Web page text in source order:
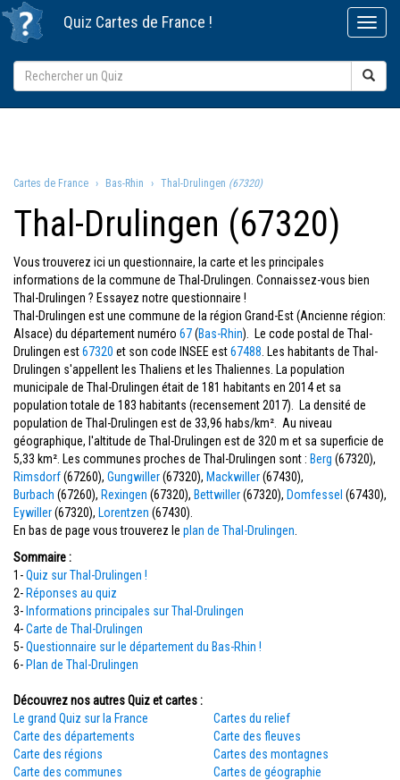
Quiz Cartes de France !
Cartes de France Bas-Rhin Thal-Drulingen (67320)
Thal-Drulingen (67320)
Vous trouverez ici un questionnaire, la carte et les principales
informations de la commune de Thal-Drulingen. Connaissez-vous bien
Thal-Drulingen ? Essayez notre questionnaire !
Thal-Drulingen est une commune de la région Grand-Est (Ancienne région:
Alsace) du département numéro 67(Bas-Rhin). Le code postal de Thal-
Drulingen est67320 et son code INSEE est67488 . Les habitants de Thal-
Drulingen s'appellent les Thaliens et les Thaliennes. La population
municipale de Thal-Drulingen était de 181 habitants en 2014 et sa
population totale de 183 habitants (recensement 2017). La densité de
population de Thal-Drulingen est de 33,96 habs/km². Au niveau
géographique, l'altitude de Thal-Drulingen est de 320 m et sa superficie de
5,33 km². Les communes proches de Thal-Drulingen sont : Berg (67320),
Rimsdorf(67260), Gungwiller(67320), Mackwiller(67430),
Burbach (67260), Rexingen (67320), Bettwiller(67320), Domfessel (67430),
Eywiller(67320), Lorentzen (67430).
En bas de page vous trouverez le plan de Thal-Drulingen
Sommaire :
1-Quiz sur Thal-Drulingen !
2- Réponses au quiz
3- Informations principales sur Thal-Drulingen
4-Carte de Thal-Drulingen
5-Questionnaire sur le département du Bas-Rhin !
6- Plan de Thal-Drulingen
Découvrez nos autres Quiz et cartes :
Le grand Quiz sur la France
Carte des départements
Carte des régions
Carte des communes
Cartes du relief
Carte des fleuves
Cartes des montagnes
Cartes de géographie